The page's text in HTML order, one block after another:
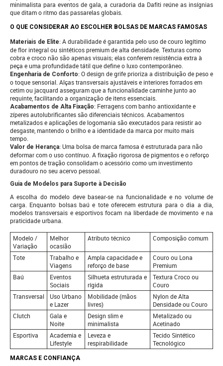
minimalista para eventos de gala, a curadoria da Dafiti reúne as insígnias
que ditam o ritmo das passarelas globais.
O QUE CONSIDERAR AO ESCOLHER BOLSAS DE MARCAS FAMOSAS
Materiais de Elite: A durabilidade é garantida pelo uso de couro legítimo
de flor integral ou sintéticos premium de alta densidade. Texturas como
cobra e croco não são apenas visuais; elas conferem resistência extra à
peça e uma profundidade tátil que define o luxo contemporâneo.
Engenharia de Conforto: O design de grife prioriza a distribuição de peso e
o toque sensorial. Alças transversais ajustáveis e interiores forrados em
cetim ou jacquard asseguram que a funcionalidade caminhe junto ao
requinte, facilitando a organização de itens essenciais.
Acabamentos de Alta Fixação: Ferragens com banho antioxidante e
zíperes autolubrificantes são diferenciais técnicos. Acabamentos
metalizados e aplicações de logomania são executados para resistir ao
desgaste, mantendo o brilho e a identidade da marca por muito mais
tempo.
Valor de Herança: Uma bolsa de marca famosa é estruturada para não
deformar com o uso contínuo. A fixação rigorosa de pigmentos e o reforço
em pontos de tração consolidam o acessório como um investimento
duradouro no seu acervo pessoal.
Guia de Modelos para Suporte à Decisão
A escolha do modelo deve basear-se na funcionalidade e no volume de
carga. Enquanto bolsas baú e tote oferecem estrutura para o dia a dia,
modelos transversais e esportivos focam na liberdade de movimento e na
praticidade urbana.
Modelo /
Variação
Melhor
ocasião
Atributo técnico Composição comum
Tote
Trabalho e
Viagens
Ampla capacidade e
reforço de base
Couro ou Lona
Premium
Baú
Eventos
Sociais
Silhueta estruturada e
rígida
Textura Croco ou
Couro
Transversal
Uso Urbano
e Lazer
Mobilidade (mãos
livres)
Nylon de Alta
Densidade ou Couro
Clutch
Gala e
Noite
Design slim e
minimalista
Metalizado ou
Acetinado
Esportiva
Academia e
Lifestyle
Leveza e
respirabilidade
Tecido Sintético
Tecnológico
MARCAS E CONFIANÇA